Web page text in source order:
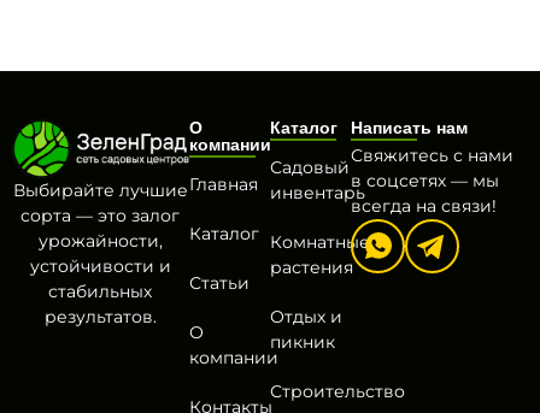
Выбирайте лучшие
сорта — это залог
урожайности,
устойчивости и
стабильных
результатов.
О
компании
Главная
Каталог
Статьи
О
компании
Контакты
Каталог
Садовый
инвентарь
Комнатные
растения
Отдых и
пикник
Строительство
Написать нам
Свяжитесь с нами
в соцсетях — мы
всегда на связи!